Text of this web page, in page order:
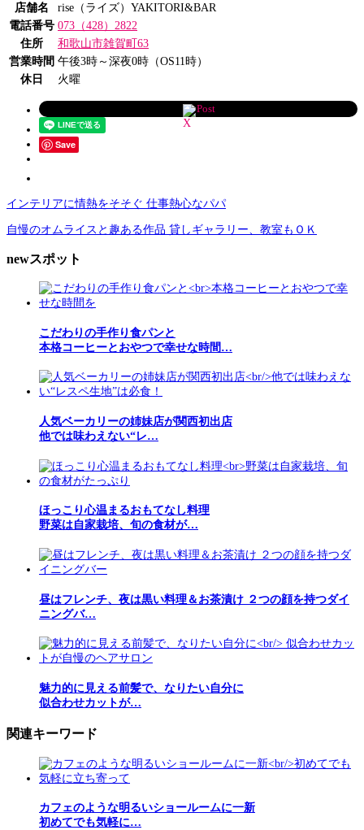
店舗名
rise（ライズ）YAKITORI&BAR
電話番号 073（428）2822
住所
和歌山市雑賀町63
営業時間 午後3時～深夜0時（OS11時）
休日
火曜
Post
Save
インテリアに情熱をそそぐ 仕事熱心なパパ
自慢のオムライスと趣ある作品 貸しギャラリー、教室もＯＫ
newスポット
こだわりの手作り食パンと
本格コーヒーとおやつで幸せな時間…
人気ベーカリーの姉妹店が関西初出店
他では味わえない“レ…
ほっこり心温まるおもてなし料理
野菜は自家栽培、旬の食材が…
昼はフレンチ、夜は黒い料理＆お茶漬け ２つの顔を持つダイ
ニングバ…
魅力的に見える前髪で、なりたい自分に
似合わせカットが…
関連キーワード
カフェのような明るいショールームに一新
初めてでも気軽に…